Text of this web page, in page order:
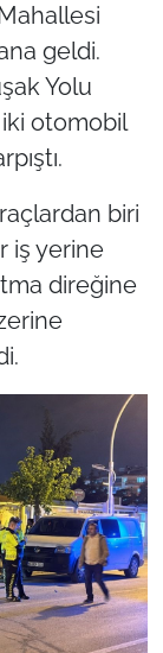
geldi.
Yolu
otomobil
biri
iş yerine
direğine